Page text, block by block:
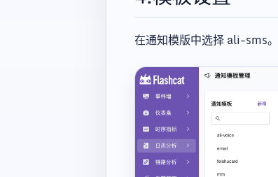
在通知模版中选择 ali-sms。